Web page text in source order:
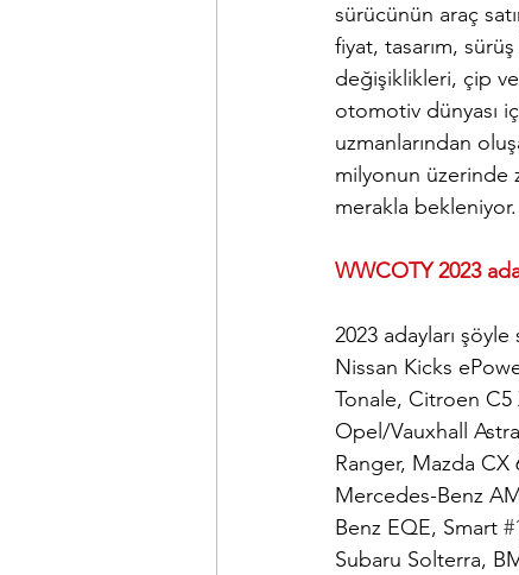
sürücünün araç
fiyat, tasarım,
değişiklikleri, çip ve
otomotiv dünyası
uzmanlarından
milyonun üzerinde
merakla bekleniyor.
WWCOTY 2023
2023 adayları
Nissan Kicks
Tonale, Citroen C5
Opel/Vauxhall
Ranger, Mazda
Mercedes-Benz
Benz EQE, Smart
Subaru Solterra,